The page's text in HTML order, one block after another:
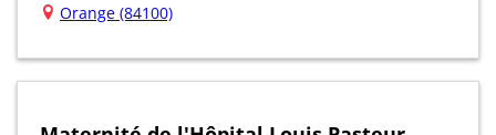
Orange (84100)